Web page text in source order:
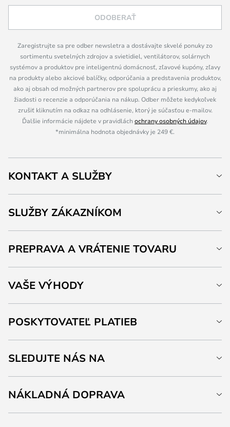
ODOBERAŤ
Zaregistrujte sa pre odber newsletra a dostávajte skvelé ponuky zo
sortimentu svetelných zdrojov a svietidiel, ventilátorov, solárnych
systémov a produktov pre inteligentnú domácnosť, zľavové kupóny, zľavy
na produkty alebo akciové balíčky, odporúčania a predstavenia produktov,
ako aj obsah od možných partnerov pre spoluprácu a prieskumy, ako aj
žiadosti o recenzie a odporúčania na nákup. Odber môžete kedykoľvek
zrušiť kliknutím na odkaz na odhlásenie, ktorý je súčasťou e-mailov.
Ďalšie informácie nájdete v pravidláchochrany osobných údajov.
*minimálna hodnota objednávky je 249 €.
KONTAKT A SLUŽBY
SLUŽBY ZÁKAZNÍKOM
PREPRAVA A VRÁTENIE TOVARU
VAŠE VÝHODY
POSKYTOVATEĽ PLATIEB
SLEDUJTE NÁS NA
NÁKLADNÁ DOPRAVA